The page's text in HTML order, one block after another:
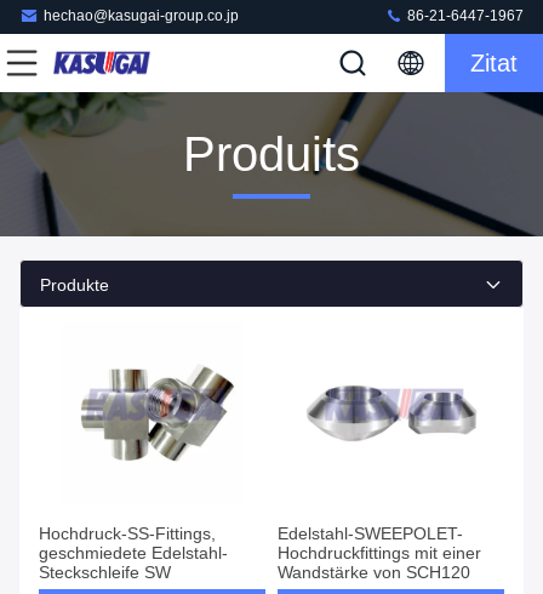
hechao@kasugai-group.co.jp 86-21-6447-1967
Zitat
Produits
Produkte
Hochdruck-SS-Fittings,
geschmiedete Edelstahl-
Steckschleife SW
Edelstahl-SWEEPOLET-
Hochdruckfittings mit einer
Wandstärke von SCH120